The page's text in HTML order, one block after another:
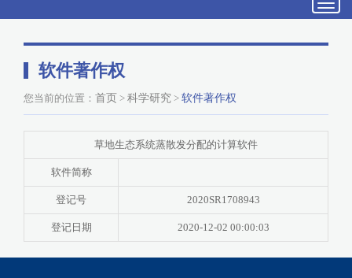
软件著作权
您当前的位置： 首页 > 科学研究 > 软件著作权
草地生态系统蒸散发分配的计算软件
软件简称
登记号 2020SR1708943
登记日期 2020-12-02 00:00:03